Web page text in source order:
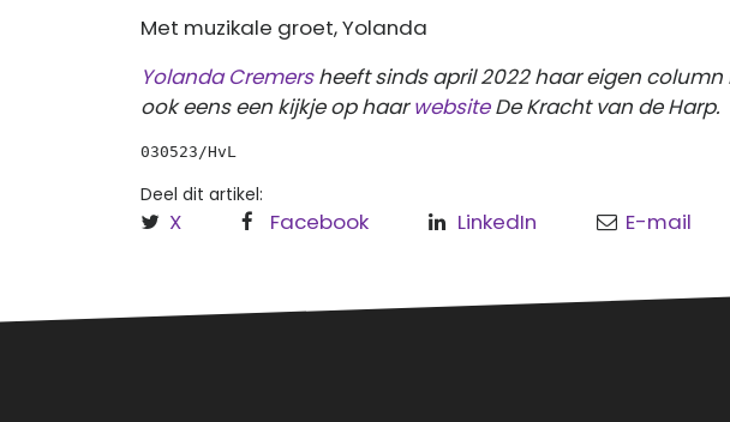
Met muzikale groet, Yolanda
Yolanda Cremersheeft sinds april 2022 haar eigen column
ook eens een kijkje op haarwebsiteDe Kracht van de Harp.
030523/HvL
Deel dit artikel:
X Facebook LinkedIn E-mail